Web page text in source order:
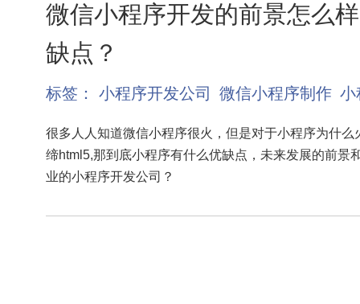
微信小程序开发的前景怎么
缺点？
标签： 小程序开发公司 微信小程序制作 小
很多人人知道微信小程序很火，但是对于小程序为什么
缔html5,那到底小程序有什么优缺点，未来发展的前景
业的小程序开发公司？